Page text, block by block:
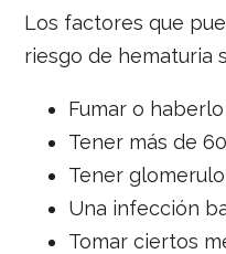
Los factores que
riesgo de hematuria
Fumar o
Tener más de
Tener
Una infección
Tomar ciertos